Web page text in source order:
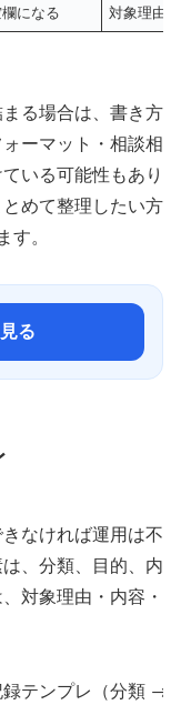
になる 対象理由
る場合は、書き方
ーマット・相談相
いる可能性もあり
めて整理したい方
。
る
なければ運用は不
、分類、目的、内
対象理由・内容・
録テンプレ（分類